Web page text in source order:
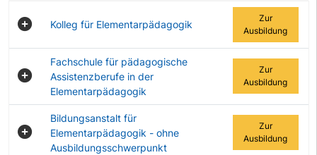
Kolleg für Elementarpädagogik
Zur
Ausbildung
Fachschule für pädagogische
Assistenzberufe in der
Elementarpädagogik
Zur
Ausbildung
Bildungsanstalt für
Elementarpädagogik - ohne
Ausbildungsschwerpunkt
Zur
Ausbildung